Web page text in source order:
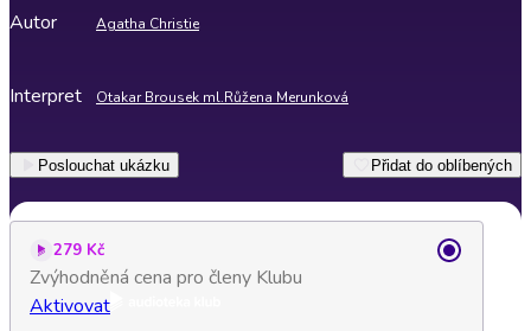
Autor Agatha Christie
Interpret Otakar Brousek ml.Růžena Merunková
Poslouchat ukázku Přidat do oblíbených
279 Kč
Zvýhodněná cena pro členy Klubu
Aktivovat